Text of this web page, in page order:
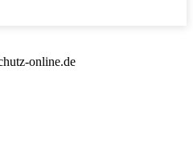
online.de